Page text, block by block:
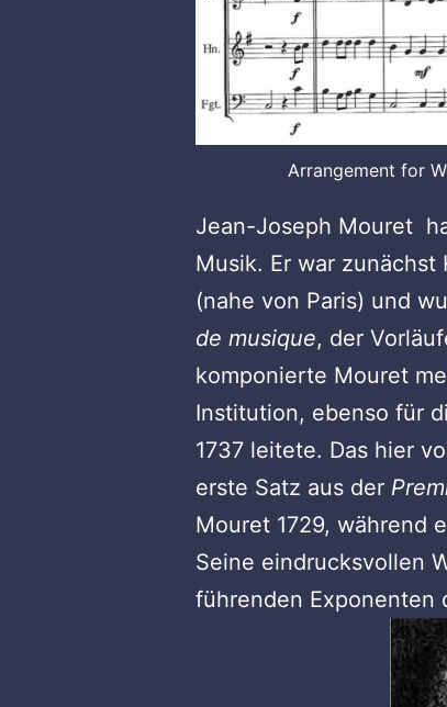
Arrangement for
Jean-Joseph Mouret
Musik. Er war zunächst
(nahe von Paris) und
de musique, der
komponierte Mouret
Institution, ebenso für
1737 leitete. Das hier
erste Satz aus der
Mouret 1729, während
Seine eindrucksvollen
führenden Exponenten